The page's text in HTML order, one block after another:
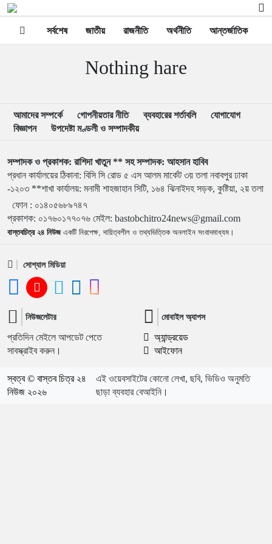
সর্বশেষ জাতীয় রাজনীতি অর্থনীতি আন্তর্জাতিক
Nothing hare
আমাদের সম্পর্কে গোপনীয়তার নীতি ব্যবহারের শর্তাবলি
যোগাযোগ
বিজ্ঞাপন
উপদেষ্টা মণ্ডলী ও সম্পাদকীয়
সম্পাদক ও প্রকাশক: রাশিদা খাতুন ** সহ সম্পাদক: আহসান হাবিব
প্রধান কার্যালয়ের ঠিকানা: বিসি সি রোড ৫ এস আলম মার্কেট ৩য় তলা নবাবপুর ঢাকা
-১২০৩ **শাখা কার্যালয়: মনামী শাহজাহান সিটি, ১৬৪ ঝিনাইদহ সড়ক, কুষ্টিয়া, ২য় তলা
ফোন : ০১৪০৫৬৮৯৭৪৭
প্রকাশক: ০১৭৬০১৭৭০৭৬ মেইল: bastobchitro24news@gmail.com
বাস্তবচিত্র ২৪ নিউজএকটি নিরপেক্ষ, দায়িত্বশীল ও তথ্যভিত্তিক অনলাইন সংবাদমাধ্যম।
সোশ্যাল মিডিয়া
নিউজলেটার
প্রতিদিন মেইলে আপডেট পেতে
সাবস্ক্রাইব করুন।
মোবাইল অ্যাপস
অ্যান্ড্রয়েড
আইফোন
স্বত্ব © বাস্তব চিত্র ২৪
নিউজ ২০২৬
এই ওয়েবসাইটের কোনো লেখা, ছবি, ভিডিও অনুমতি
ছাড়া ব্যবহার বেআইনি।